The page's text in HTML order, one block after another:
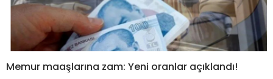
Memur maaşlarına zam: Yeni oranlar açıklandı!